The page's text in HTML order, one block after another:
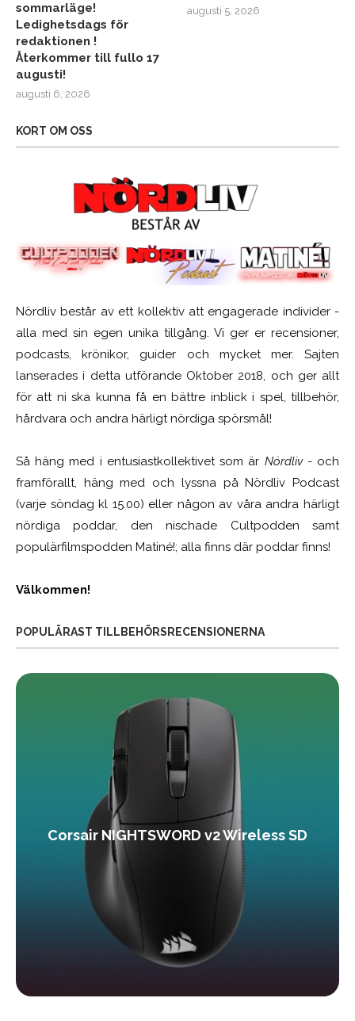
sommarläge!
Ledighetsdags för
redaktionen !
Återkommer till fullo 17
augusti!
augusti 6, 2026
augusti 5, 2026
KORT OM OSS
Nördliv består av ett kollektiv att engagerade individer -
alla med sin egen unika tillgång. Vi ger er recensioner,
podcasts, krönikor, guider och mycket mer. Sajten
lanserades i detta utförande Oktober 2018, och ger allt
för att ni ska kunna få en bättre inblick i spel, tillbehör,
hårdvara och andra härligt nördiga spörsmål!
Så häng med i entusiastkollektivet som är Nördliv- och
framförallt, häng med och lyssna på Nördliv Podcast
(varje söndag kl 15.00) eller någon av våra andra härligt
nördiga poddar, den nischade Cultpodden samt
populärfilmspodden Matiné!; alla finns där poddar finns!
Välkommen!
POPULÄRAST TILLBEHÖRSRECENSIONERNA
Corsair NIGHTSWORD v2 Wireless SD